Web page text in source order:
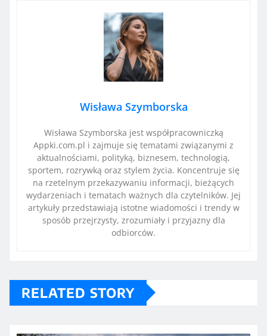
Wisława Szymborska
Wisława Szymborska jest współpracowniczką
Appki.com.pl i zajmuje się tematami związanymi z
aktualnościami, polityką, biznesem, technologią,
sportem, rozrywką oraz stylem życia. Koncentruje się
na rzetelnym przekazywaniu informacji, bieżących
wydarzeniach i tematach ważnych dla czytelników. Jej
artykuły przedstawiają istotne wiadomości i trendy w
sposób przejrzysty, zrozumiały i przyjazny dla
odbiorców.
RELATED STORY